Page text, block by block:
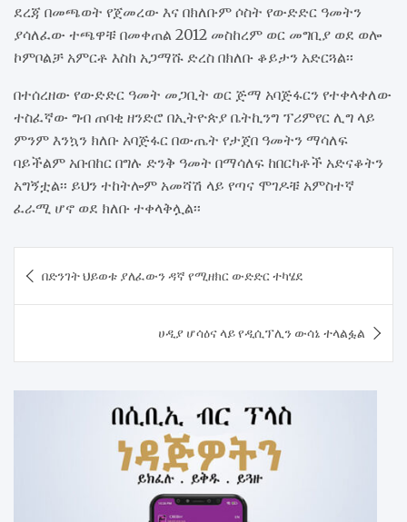
ደረጃ በመጫወት የጀመረው እና በክለቡም ሶስት የውድድር ዓመትን
ያሳለፈው ተጫዋቹ በመቀጠል 2012 መስከረም ወር መግቢያ ወደ ወሎ
ኮምቦልቻ አምርቶ እስከ አጋማሹ ድረስ በክለቡ ቆይታን አድርጓል፡፡
በተሰረዘው የውድድር ዓመት መጋቢት ወር ጅማ አባጅፋርን የተቀላቀለው
ተስፈኛው ግብ ጠባቂ ዘንድሮ በኢትዮጵያ ቤትኪንግ ፕሪምየር ሊግ ላይ
ምንም እንኳን ክለቡ አባጅፋር በውጤት የታጀበ ዓመትን ማሳለፍ
ባይችልም አቡበከር በግሉ ድንቅ ዓመት በማሳለፍ ከበርካቶች አድናቆትን
አግኝቷል፡፡ ይህን ተከትሎም አመሻሽ ላይ የጣና ሞገዶቹ አምስተኛ
ፈራሚ ሆኖ ወደ ክለቡ ተቀላቅሏል፡፡
navigation
በድንገት ህይወቱ ያለፈውን ዳኛ የሚዘክር ውድድር ተካሄደ
ሀዲያ ሆሳዕና ላይ የዲሲፕሊን ውሳኔ ተላልፏል